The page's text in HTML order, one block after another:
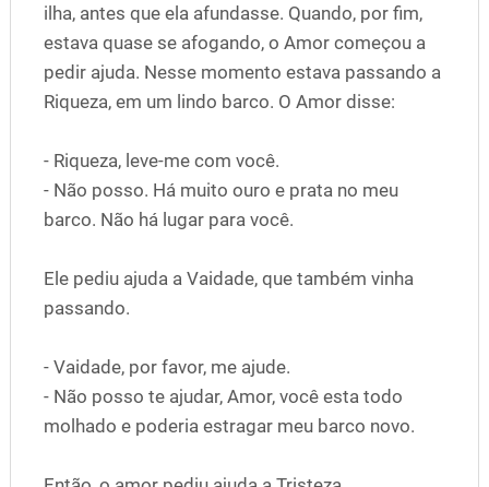
ilha, antes que ela afundasse. Quando, por fim,
estava quase se afogando, o Amor começou a
pedir ajuda. Nesse momento estava passando a
Riqueza, em um lindo barco. O Amor disse:
- Riqueza, leve-me com você.
- Não posso. Há muito ouro e prata no meu
barco. Não há lugar para você.
Ele pediu ajuda a Vaidade, que também vinha
passando.
- Vaidade, por favor, me ajude.
- Não posso te ajudar, Amor, você esta todo
molhado e poderia estragar meu barco novo.